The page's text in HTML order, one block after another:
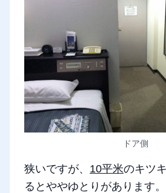
ドア側
狭いですが、 10平米のキツ
るとややゆとりがあります。